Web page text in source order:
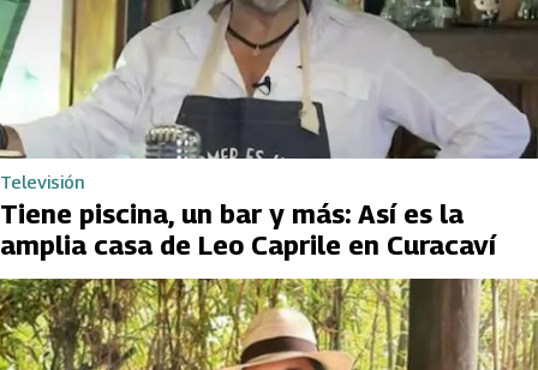
Televisión
Tiene piscina, un bar y más: Así es la
amplia casa de Leo Caprile en Curacaví